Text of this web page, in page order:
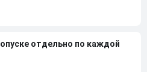
отдельно по каждой